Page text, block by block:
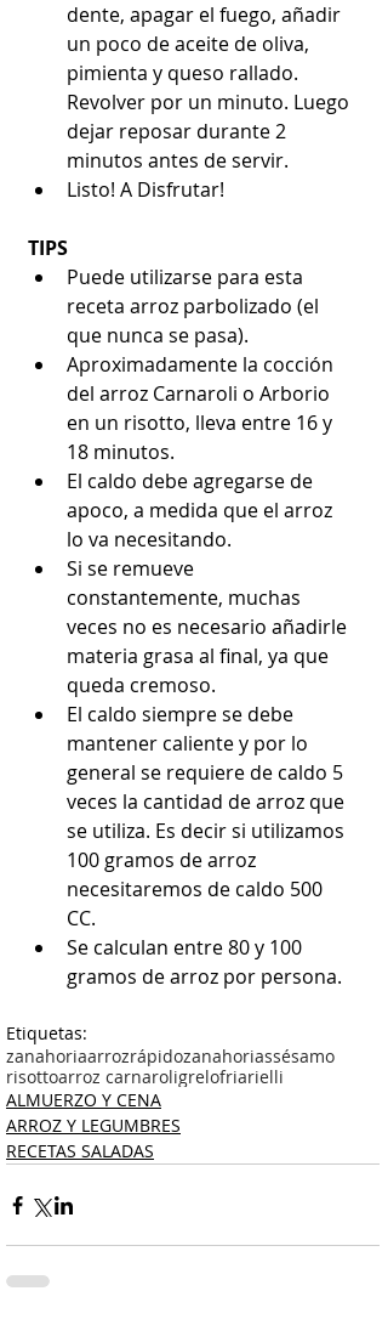
dente, apagar el fuego, añadir
un poco de aceite de oliva,
pimienta y queso rallado.
Revolver por un minuto. Luego
dejar reposar durante 2
minutos antes de servir.
Listo! A Disfrutar!
TIPS
Puede utilizarse para esta
receta arroz parbolizado (el
que nunca se pasa).
Aproximadamente la cocción
del arroz Carnaroli o Arborio
en un risotto, lleva entre 16 y
18 minutos.
El caldo debe agregarse de
apoco, a medida que el arroz
lo va necesitando.
Si se remueve
constantemente, muchas
veces no es necesario añadirle
materia grasa al final, ya que
queda cremoso.
El caldo siempre se debe
mantener caliente y por lo
general se requiere de caldo 5
veces la cantidad de arroz que
se utiliza. Es decir si utilizamos
100 gramos de arroz
necesitaremos de caldo 500
CC.
Se calculan entre 80 y 100
gramos de arroz por persona.
Etiquetas:
zanahoriaarrozrápidozanahoriassésamo
risottoarroz carnaroligrelofriarielli
ALMUERZO Y CENA
ARROZ Y LEGUMBRES
RECETAS SALADAS